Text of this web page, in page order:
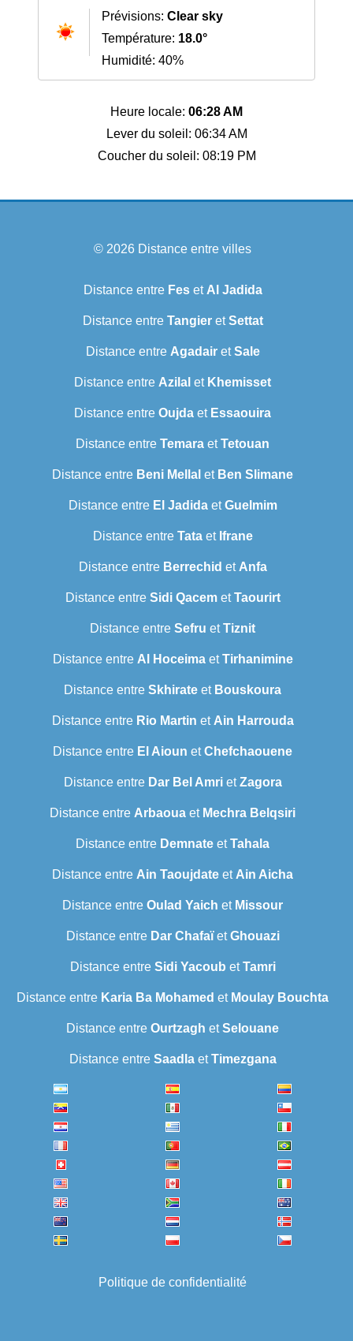
Prévisions: Clear sky
Température: 18.0°
Humidité: 40%
Heure locale: 06:28 AM
Lever du soleil: 06:34 AM
Coucher du soleil: 08:19 PM
© 2026 Distance entre villes
Distance entre Feset Al Jadida
Distance entre TangieretSettat
Distance entre AgadairetSale
Distance entre Azilal et Khemisset
Distance entre Oujda et Essaouira
Distance entre Temara etTetouan
Distance entre Beni Mellal et Ben Slimane
Distance entre El JadidaetGuelmim
Distance entre Tataet Ifrane
Distance entre Berrechid et Anfa
Distance entre Sidi QacemetTaourirt
Distance entre Sefru etTiznit
Distance entre Al HoceimaetTirhanimine
Distance entre Skhirate et Bouskoura
Distance entre Rio Martin et Ain Harrouda
Distance entre El Aioun etChefchaouene
Distance entre Dar Bel AmrietZagora
Distance entre Arbaoua et Mechra Belqsiri
Distance entre Demnate etTahala
Distance entre Ain Taoujdate et Ain Aicha
Distance entre Oulad Yaich et Missour
Distance entre Dar ChafaïetGhouazi
Distance entre Sidi Yacoub etTamri
Distance entre Karia Ba Mohamed et Moulay Bouchta
Distance entre Ourtzagh etSelouane
Distance entre SaadlaetTimezgana
Politique de confidentialité